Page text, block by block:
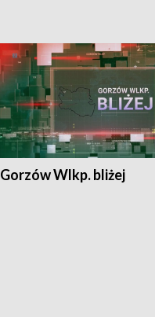
Gorzów Wlkp. bliżej